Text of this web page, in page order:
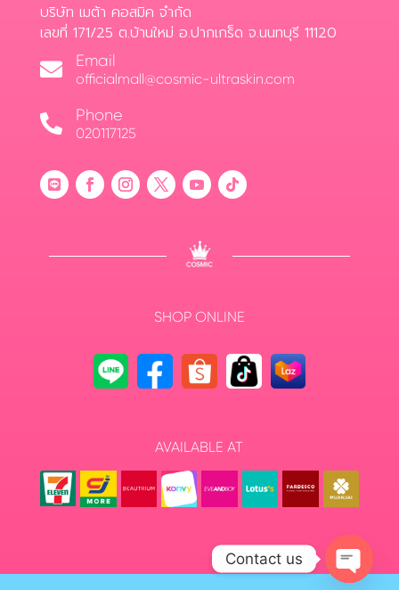
บริษัท เมต้า คอสมิค จำกัด
เลขที่ 171/25 ต.บ้านใหม่ อ.ปากเกร็ด จ.นนทบุรี 11120
 Email
officialmall@cosmic-ultraskin.com
 Phone
020117125
SHOP ONLINE
AVAILABLE AT
Contact us